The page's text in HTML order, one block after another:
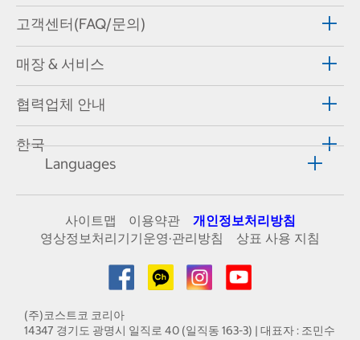
고객센터(FAQ/문의)
매장 & 서비스
협력업체 안내
한국
Languages
사이트맵 이용약관
개인정보처리방침
영상정보처리기기운영·관리방침
상표 사용 지침
(주)코스트코 코리아
14347 경기도 광명시 일직로 40 (일직동 163-3) | 대표자 : 조민수